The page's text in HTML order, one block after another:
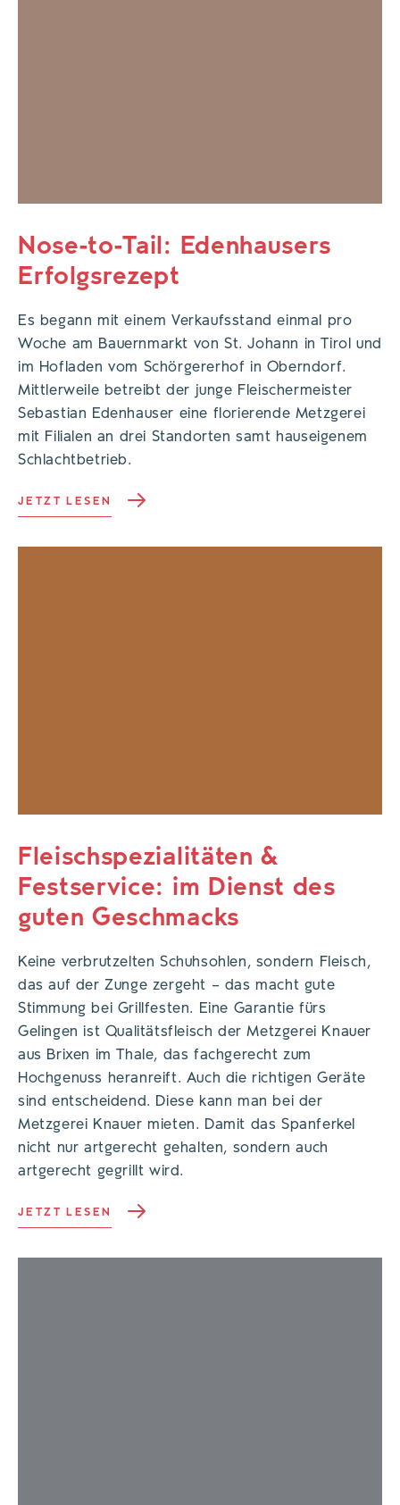
Nose-to-Tail: Edenhausers
Erfolgsrezept
Es begann mit einem Verkaufsstand einmal pro
Woche am Bauernmarkt von St. Johann in Tirol und
im Hofladen vom Schörgererhof in Oberndorf.
Mittlerweile betreibt der junge Fleischermeister
Sebastian Edenhauser eine florierende Metzgerei
mit Filialen an drei Standorten samt hauseigenem
Schlachtbetrieb.
JETZT LESEN
Fleischspezialitäten &
Festservice: im Dienst des
guten Geschmacks
Keine verbrutzelten Schuhsohlen, sondern Fleisch,
das auf der Zunge zergeht – das macht gute
Stimmung bei Grillfesten. Eine Garantie fürs
Gelingen ist Qualitätsfleisch der Metzgerei Knauer
aus Brixen im Thale, das fachgerecht zum
Hochgenuss heranreift. Auch die richtigen Geräte
sind entscheidend. Diese kann man bei der
Metzgerei Knauer mieten. Damit das Spanferkel
nicht nur artgerecht gehalten, sondern auch
artgerecht gegrillt wird.
JETZT LESEN